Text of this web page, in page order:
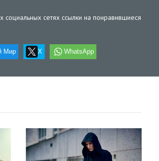
сетях ссылки на понравившиеся
Мир X WhatsApp